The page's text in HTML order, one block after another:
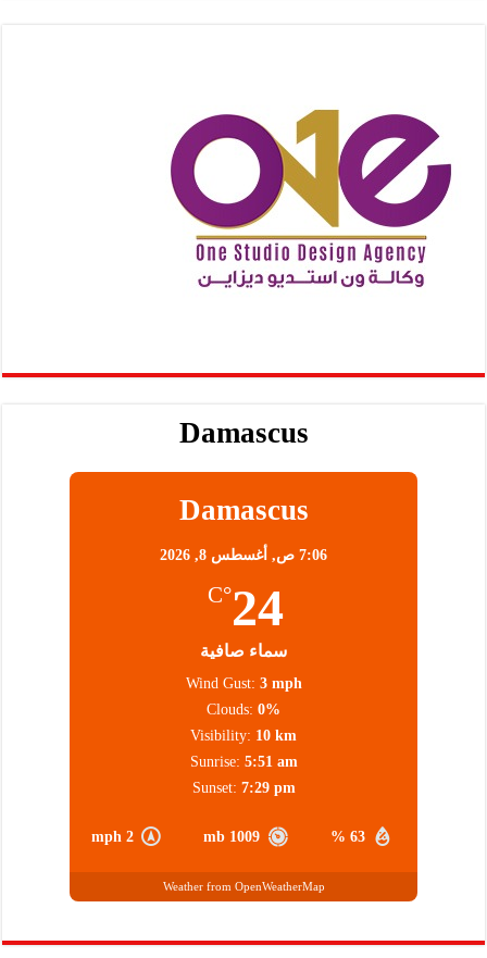
Damascus
Damascus
7:06 ص, أغسطس 8, 2026
24
°C
سماء صافية
63 %
1009 mb
2 mph
Wind Gust: 3 mph
Clouds: 0%
Visibility: 10 km
Sunrise: 5:51 am
Sunset: 7:29 pm
Weather from OpenWeatherMap